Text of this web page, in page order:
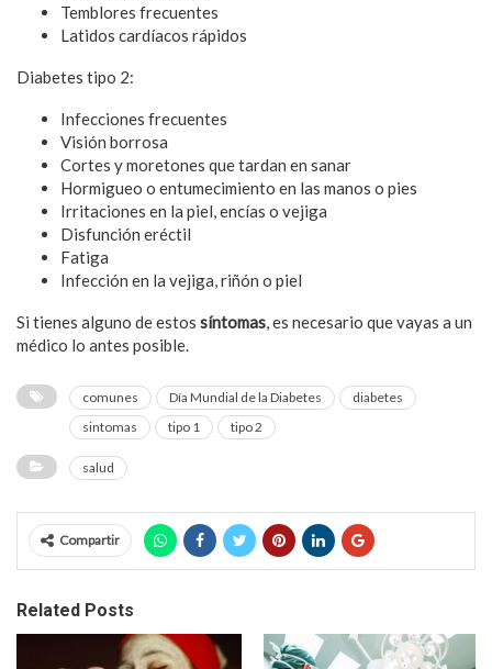
Temblores frecuentes
Latidos cardíacos rápidos
Diabetes tipo 2:
Infecciones frecuentes
Visión borrosa
Cortes y moretones que tardan en sanar
Hormigueo o entumecimiento en las manos o pies
Irritaciones en la piel, encías o vejiga
Disfunción eréctil
Fatiga
Infección en la vejiga, riñón o piel
Si tienes alguno de estos síntomas, es necesario que vayas a un
médico lo antes posible.
comunes Día Mundial de la Diabetes
diabetes
sintomas
tipo 1 tipo 2
salud
Compartir
Related Posts